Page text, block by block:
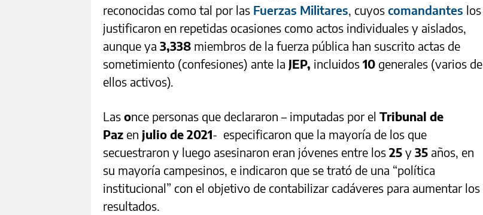
reconocidas como tal por las Fuerzas Militares, cuyos comandantes los
justificaron en repetidas ocasiones como actos individuales y aislados,
aunque ya 3,338 miembros de la fuerza pública han suscrito actas de
sometimiento (confesiones) ante la JEP, incluidos 10 generales (varios de
ellos activos).
Las once personas que declararon – imputadas por el Tribunal de
Paz en julio de 2021- especificaron que la mayoría de los que
secuestraron y luego asesinaron eran jóvenes entre los 25 y 35 años, en
su mayoría campesinos, e indicaron que se trató de una “política
institucional” con el objetivo de contabilizar cadáveres para aumentar los
resultados.